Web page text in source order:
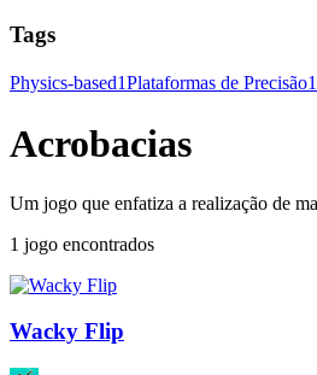
Tags
Physics-based1Plataformas de Precisão1
Acrobacias
Um jogo que enfatiza a realização de
1 jogo encontrados
Wacky Flip